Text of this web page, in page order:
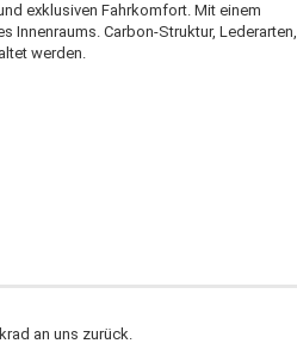
exklusiven Fahrkomfort. Mit einem
Innenraums. Carbon-Struktur, Lederarten,
werden.
an uns zurück.